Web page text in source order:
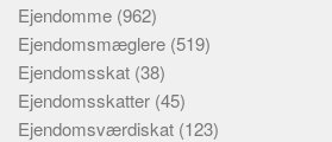
Ejendomme (962)
Ejendomsmæglere (519)
Ejendomsskat (38)
Ejendomsskatter (45)
Ejendomsværdiskat (123)